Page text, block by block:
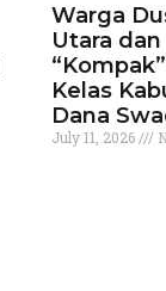
Warga
Utara
Kelas
Dana
July 11, 2026